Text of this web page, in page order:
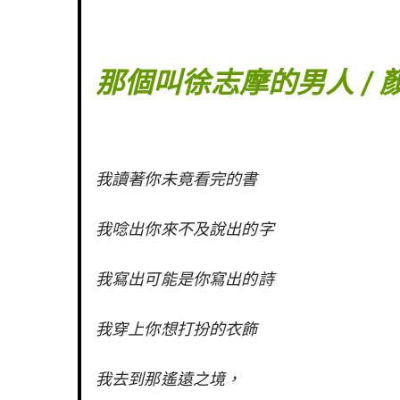
那個叫徐志摩的男人 /
我讀著你未竟看完的書
我唸出你來不及說出的字
我寫出可能是你寫出的詩
我穿上你想打扮的衣飾
我去到那遙遠之境，